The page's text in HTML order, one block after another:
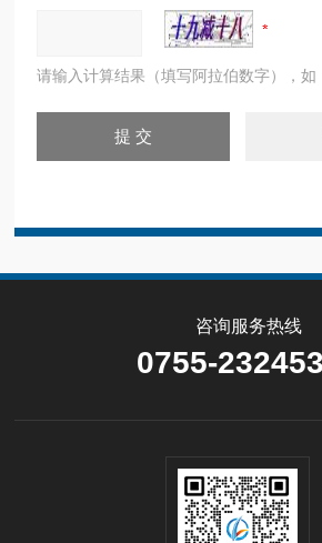
请输入计算结果（填写阿拉伯数字），如
咨询服务热线
0755-